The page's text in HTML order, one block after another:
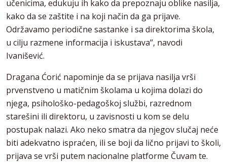
učenicima, edukuju ih kako da prepoznaju oblike nasilja,
kako da se zaštite i na koji način da ga prijave.
Održavamo periodične sastanke i sa direktorima škola,
u cilju razmene informacija i iskustava’’, navodi
Ivanišević.
Dragana Ćorić napominje da se prijava nasilja vrši
prvenstveno u matičnim školama u kojima dolazi do
njega, psihološko-pedagoškoj službi, razrednom
starešini ili direktoru, u zavisnosti u kom se delu
postupak nalazi. Ako neko smatra da njegov slučaj neće
biti adekvatno ispraćen, ili se boji da lično prijavi to školi,
prijava se vrši putem nacionalne platforme Čuvam te.